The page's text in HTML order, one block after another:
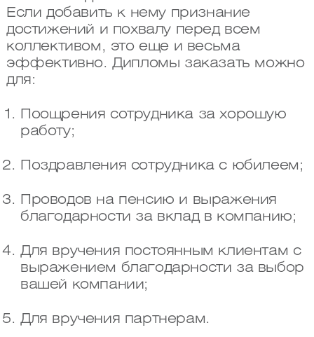
Если добавить к нему признание
достижений и похвалу перед всем
коллективом, это еще и весьма
эффективно. Дипломы заказать можно
для:
Поощрения сотрудника за хорошую
работу;
Поздравления сотрудника с юбилеем;
Проводов на пенсию и выражения
благодарности за вклад в компанию;
Для вручения постоянным клиентам с
выражением благодарности за выбор
вашей компании;
Для вручения партнерам.